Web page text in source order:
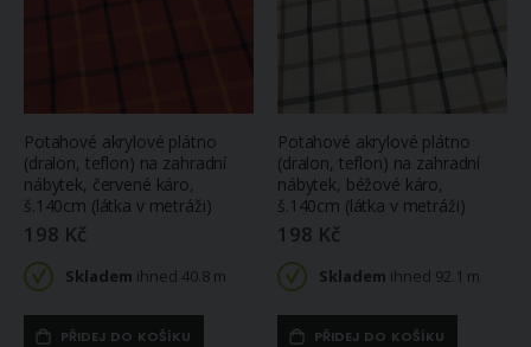
Potahové akrylové plátno
(dralon, teflon) na zahradní
nábytek, červené káro,
š.140cm (látka v metráži)
198 Kč
Skladem ihned 40.8 m
PŘIDEJ DO KOŠÍKU
Potahové akrylové plátno
(dralon, teflon) na zahradní
nábytek, béžové káro,
š.140cm (látka v metráži)
198 Kč
Skladem ihned 92.1 m
PŘIDEJ DO KOŠÍKU